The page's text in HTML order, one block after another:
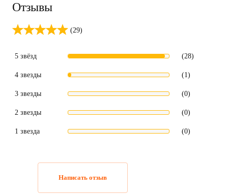
Отзывы
(29)
5 звёзд (28)
4 звезды (1)
3 звезды (0)
2 звезды (0)
1 звезда (0)
Написать отзыв